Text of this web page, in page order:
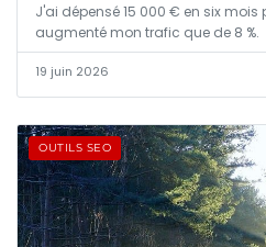
J'ai dépensé 15 000 € en six mois
augmenté mon trafic que de 8 %.
19 juin 2026
OUTILS SEO